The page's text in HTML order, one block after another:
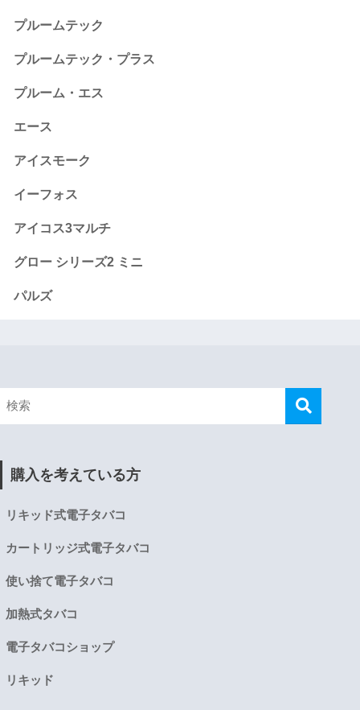
プルームテック
プルームテック・プラス
プルーム・エス
エース
アイスモーク
イーフォス
アイコス3マルチ
グロー シリーズ2 ミニ
パルズ
購入を考えている方
リキッド式電子タバコ
カートリッジ式電子タバコ
使い捨て電子タバコ
加熱式タバコ
電子タバコショップ
リキッド